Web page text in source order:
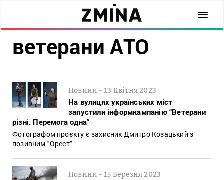
ветерани АТО
Новини -13 Квітня 2023
На вулицях українських міст
запустили інформкампанію “Ветерани
різні. Перемога одна”
Фотографом проєкту є захисник Дмитро Козацький з
позивним "Орест"
Новини -15 Березня 2023